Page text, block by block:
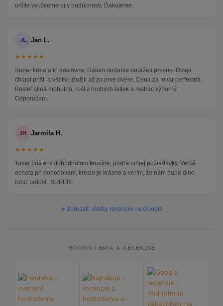
určite využijeme aj v budúcnosti. Ďakujeme.
JL Jan L.
★★★★★
Super firma a to doslovne. Dátum dodania dodržali presne. Dvaja
chlapi prišli a všetko zložili až za prvé dvere. Cena za tovar perfektná.
Posteľ silná mohutná, rošt z hrubých latiek a matrac výborný.
Odporúčam.
JH Jarmila H.
★★★★★
Tovar prišiel v dohodnutom termíne, podľa mojej požiadavky. Veľká
ochota pri dohodovaní, kreslo je krásne a verím, že nám bude dlho
robiť radosť. SUPER!
➜ Zobraziť všetky recenzie na Google
HODNOTENIA A RECENZIE